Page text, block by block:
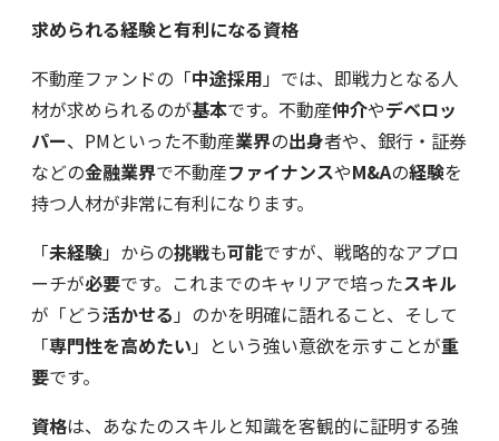
求められる経験と有利になる資格
不動産ファンドの「中途採用」では、即戦力となる人
材が求められるのが基本です。不動産仲介やデベロッ
パー、PMといった不動産業界の出身者や、銀行・証券
などの金融業界で不動産ファイナンスやM&Aの経験を
持つ人材が非常に有利になります。
「未経験」からの挑戦も可能ですが、戦略的なアプロ
ーチが必要です。これまでのキャリアで培ったスキル
が「どう活かせる」のかを明確に語れること、そして
「専門性を高めたい」という強い意欲を示すことが重
要です。
資格は、あなたのスキルと知識を客観的に証明する強